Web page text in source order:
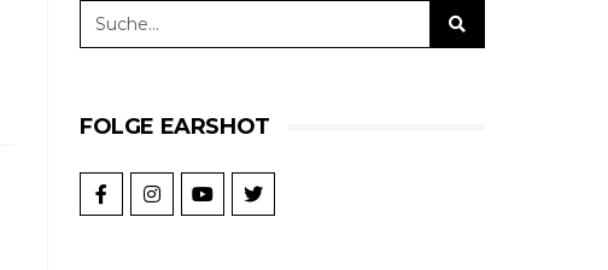
FOLGE EARSHOT